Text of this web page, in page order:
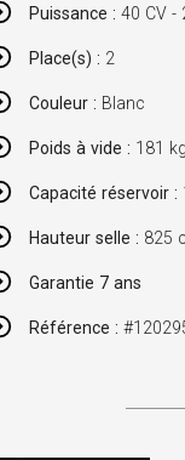
Puissance : 40 CV -
Place(s) : 2
Couleur : Blanc
Poids à vide : 181
Capacité réservoir :
Hauteur selle : 825
Garantie 7 ans
Référence :